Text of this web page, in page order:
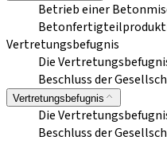
Betrieb einer
Vertretungsbefugnis
Die
Beschluss der
Vertretungsbefugnis
Die
Beschluss der